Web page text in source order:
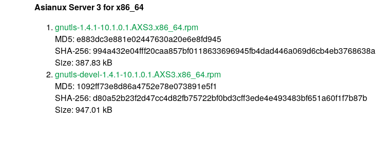
Asianux Server 3 for x86_64
gnutls-1.4.1-10.1.0.1.AXS3.x86_64.rpm
MD5: e883dc3e881e02447630a20e6e8fd945
SHA-256: 994a432e04fff20caa857bf0118633696945fb4dad446a069d6cb4eb3768638a
Size: 387.83 kB
gnutls-devel-1.4.1-10.1.0.1.AXS3.x86_64.rpm
MD5: 1092ff73e8d86a4752e78e073891e5f1
SHA-256: d80a52b23f2d47cc4d82fb75722bf0bd3cff3ede4e493483bf651a60f1f7b87b
Size: 947.01 kB